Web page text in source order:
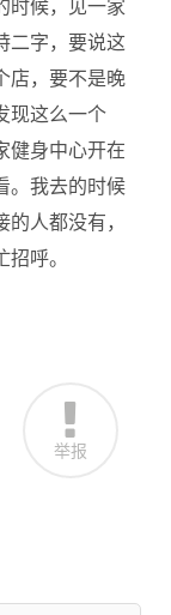
时候，见一家
二字，要说这
店，要不是晚
现这么一个
健身中心开在
。我去的时候
人都没有，
呼。
举报